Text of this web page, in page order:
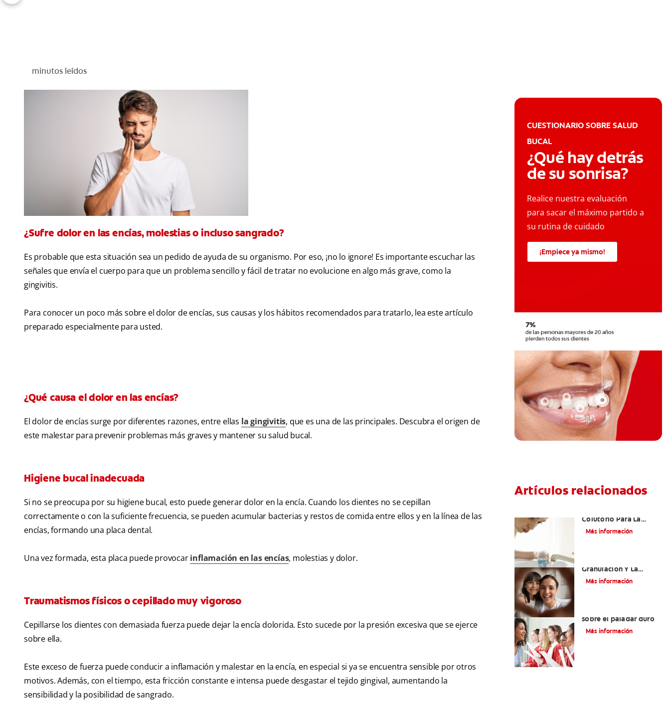
minutos leídos
¿Sufre dolor en las encías, molestias o incluso sangrado?
Es probable que esta situación sea un pedido de ayuda de su organismo. Por eso, ¡no lo ignore! Es importante escuchar las
señales que envía el cuerpo para que un problema sencillo y fácil de tratar no evolucione en algo más grave, como la
gingivitis.
Para conocer un poco más sobre el dolor de encías, sus causas y los hábitos recomendados para tratarlo, lea este artículo
preparado especialmente para usted.
¿Qué causa el dolor en las encías?
El dolor de encías surge por diferentes razones, entre ellas la gingivitis, que es una de las principales. Descubra el origen de
este malestar para prevenir problemas más graves y mantener su salud bucal.
Higiene bucal inadecuada
Si no se preocupa por su higiene bucal, esto puede generar dolor en la encía. Cuando los dientes no se cepillan
correctamente o con la suficiente frecuencia, se pueden acumular bacterias y restos de comida entre ellos y en la línea de las
encías, formando una placa dental.
Una vez formada, esta placa puede provocarinflamación en las encías, molestias y dolor.
Traumatismos físicos o cepillado muy vigoroso
Cepillarse los dientes con demasiada fuerza puede dejar la encía dolorida. Esto sucede por la presión excesiva que se ejerce
sobre ella.
Este exceso de fuerza puede conducir a inflamación y malestar en la encía, en especial si ya se encuentra sensible por otros
motivos. Además, con el tiempo, esta fricción constante e intensa puede desgastar el tejido gingival, aumentando la
sensibilidad y la posibilidad de sangrado.
CUESTIONARIO SOBRE SALUD
BUCAL
¿Qué hay detrás
de su sonrisa?
Realice nuestra evaluación
para sacar el máximo partido a
su rutina de cuidado
¡Empiece ya mismo!
Artículos relacionados
Colutorio Para La
Gingivitis?
Más información
Granulación Y La
Cicatrización De
Más información
sobre el paladar duro
Más información